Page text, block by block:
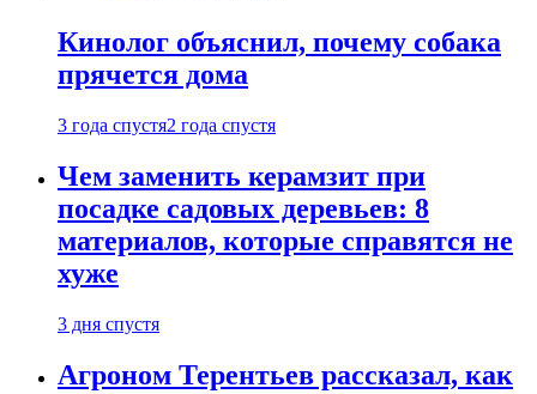
Кинолог объяснил, почему собака
прячется дома
3 года спустя2 года спустя
Чем заменить керамзит при
посадке садовых деревьев: 8
материалов, которые справятся не
хуже
3 дня спустя
Агроном Терентьев рассказал, как